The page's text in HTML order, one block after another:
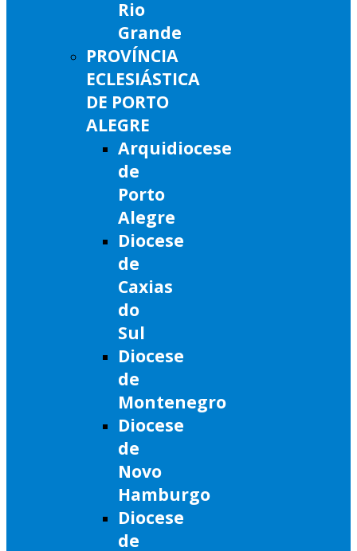
Rio
Grande
PROVÍNCIA
ECLESIÁSTICA
DE PORTO
ALEGRE
Arquidiocese
de
Porto
Alegre
Diocese
de
Caxias
do
Sul
Diocese
de
Montenegro
Diocese
de
Novo
Hamburgo
Diocese
de